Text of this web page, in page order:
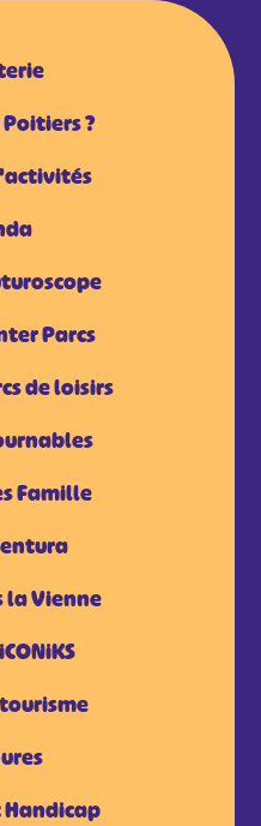
?
Parcs
de loisirs
Famille
la Vienne
Handicap